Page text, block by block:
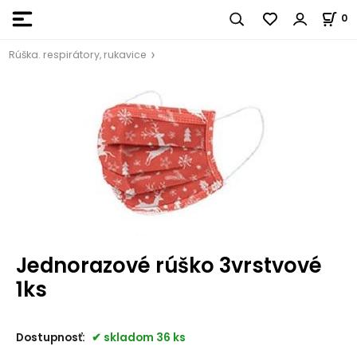
0
Rúška. respirátory, rukavice
Jednorazové rúško 3vrstvové
1ks
Dostupnosť: skladom 36 ks